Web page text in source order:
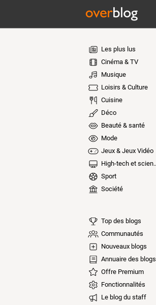
Les plus lus
Cinéma & TV
Musique
Loisirs & Culture
Cuisine
Déco
Beauté & santé
Mode
Jeux & Jeux Vidéo
High-tech et sciences
Sport
Société
Top des blogs
Communautés
Nouveaux blogs
Annuaire des blogs
Offre Premium
Fonctionnalités
Le blog du staff